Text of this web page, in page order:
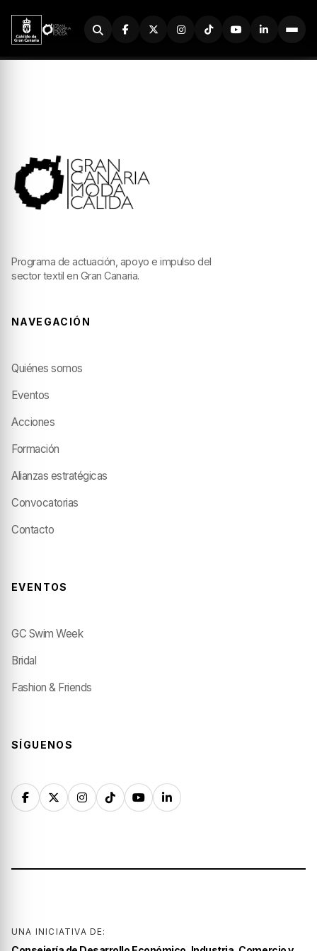
Buscador
Programa de actuación, apoyo e impulso del
sector textil en Gran Canaria.
NAVEGACIÓN
Quiénes somos
Eventos
Acciones
Formación
Alianzas estratégicas
Convocatorias
Contacto
EVENTOS
GC Swim Week
Bridal
Fashion & Friends
SÍGUENOS
UNA INICIATIVA DE: